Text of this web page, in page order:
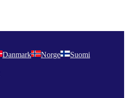
Danmark Norge Suomi